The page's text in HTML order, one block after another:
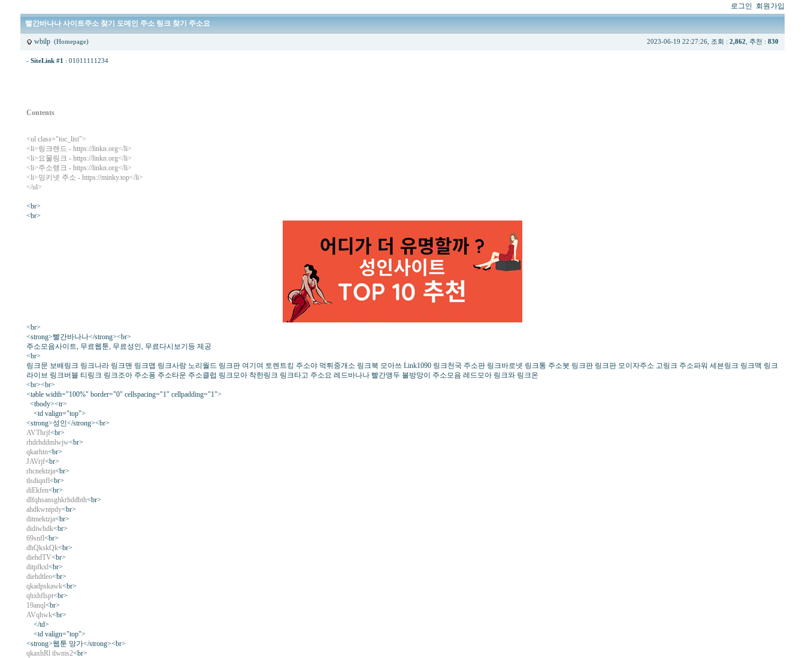
로그인 회원가입
빨간바나나 사이트주소 찾기 도메인 주소 링크 찾기 주소요
wbilp (Homepage) 2023-06-19 22:27:26, 조회 : 2,862 , 추천 : 830
- SiteLink #1 : 01011111234
Contents
<ul class="toc_list">
<li>링크랜드 - https://linkn.org</li>
<li>요물링크 - https://linkn.org</li>
<li>주소랭크 - https://linkn.org</li>
<li>밍키넷 주소 - https://minky.top</li>
</ul>
<br>
<br>
<br>
<strong>빨간바나나</strong><br>
주소모음사이트, 무료웹툰, 무료성인, 무료다시보기등 제공
<br>
링크문 보배링크 링크나라 링크맨 링크맵 링크사랑 노리월드 링크판 여기여 토렌트킹 주소야 먹튀중개소 링크북 모아쓰 Link1090 링크천국 주소판 링크바로넷 링크통 주소봇 링크판 링크판 모이자주소 고링크 주소파워 세븐링크 링크맥 링크
라이브 링크버블 티링크 링크조아 주소퐁 주소타운 주소클럽 링크모아 착한링크 링크타고 주소요 레드바나나 빨간앵두 불방망이 주소모음 레드모아 링크와 링크온
<br><br>
<table width="100%" border="0" cellspacing="1" cellpadding="1">
<tbody><tr>
<td valign="top">
<strong>성인</strong><br>
AVThrjf<br>
rhdrhddmlwjw<br>
qkarhtn<br>
JAVrjf<br>
rhcnektzja<br>
tlsdiqnfl<br>
diEkfen<br>
dlfqhsansghkrhddbth<br>
ahdkwntpdy<br>
ditmektzja<br>
didiwhdk<br>
69snfl<br>
dhQkskQk<br>
diehdTV<br>
ditpfkxl<br>
diehdtleo<br>
qkadpskawk<br>
qhxhflspt<br>
19anql<br>
AVqhwk<br>
</td>
<td valign="top">
<strong>웹툰 망가</strong><br>
qkaxhRl tlwms2<br>